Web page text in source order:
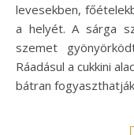
levesekben,
a helyét. A sárga
szemet
Ráadásul a cukkini
bátran